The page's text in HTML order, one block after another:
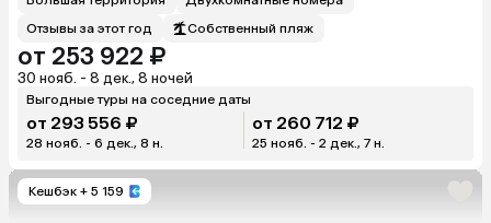
Отзывы за этот год
Собственный пляж
от 253 922 ₽
30 нояб. - 8 дек., 8 ночей
Выгодные туры на соседние даты
от 293 556 ₽
28 нояб. - 6 дек., 8 н.
от 260 712 ₽
25 нояб. - 2 дек., 7 н.
Кешбэк + 5 159